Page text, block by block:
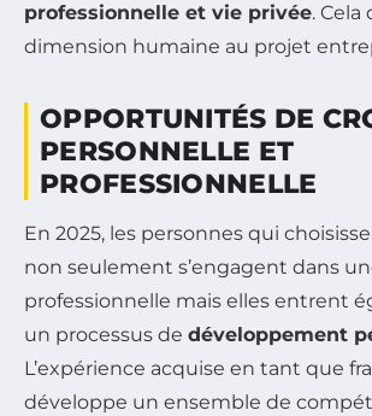
professionnelle et vie privée.
dimension humaine au projet
OPPORTUNITÉS DE
PERSONNELLE ET
PROFESSIONNELLE
En 2025, les personnes qui
non seulement s’engagent dans
professionnelle mais elles entrent
un processus de développement
L’expérience acquise en tant que
développe un ensemble de